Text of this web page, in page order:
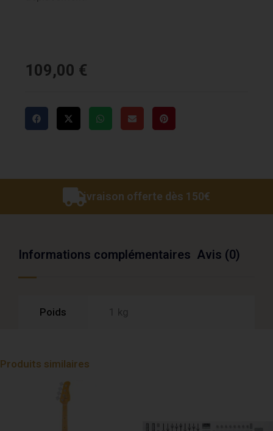
109,00 €
Livraison offerte dès 150€
Informations complémentaires Avis (0)
Poids 1 kg
Produits similaires